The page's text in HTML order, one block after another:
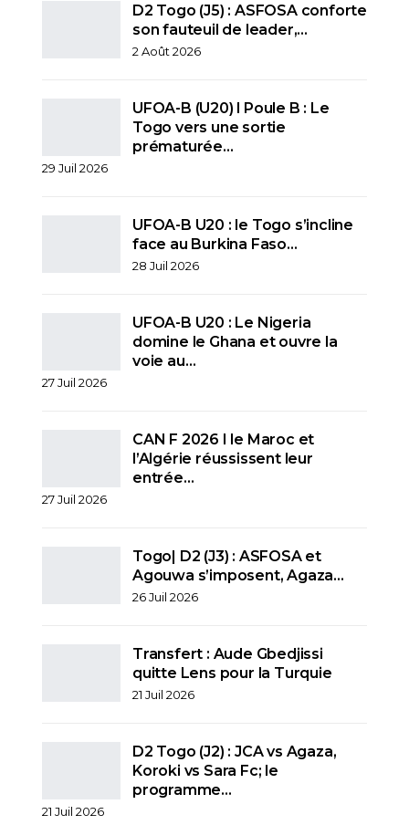
D2 Togo (J5) : ASFOSA conforte
son fauteuil de leader,…
2 Août 2026
UFOA-B (U20) l Poule B : Le
Togo vers une sortie
prématurée…
29 Juil 2026
UFOA-B U20 : le Togo s’incline
face au Burkina Faso…
28 Juil 2026
UFOA-B U20 : Le Nigeria
domine le Ghana et ouvre la
voie au…
27 Juil 2026
CAN F 2026 I le Maroc et
l’Algérie réussissent leur
entrée…
27 Juil 2026
Togo| D2 (J3) : ASFOSA et
Agouwa s’imposent, Agaza…
26 Juil 2026
Transfert : Aude Gbedjissi
quitte Lens pour la Turquie
21 Juil 2026
D2 Togo (J2) : JCA vs Agaza,
Koroki vs Sara Fc; le
programme…
21 Juil 2026